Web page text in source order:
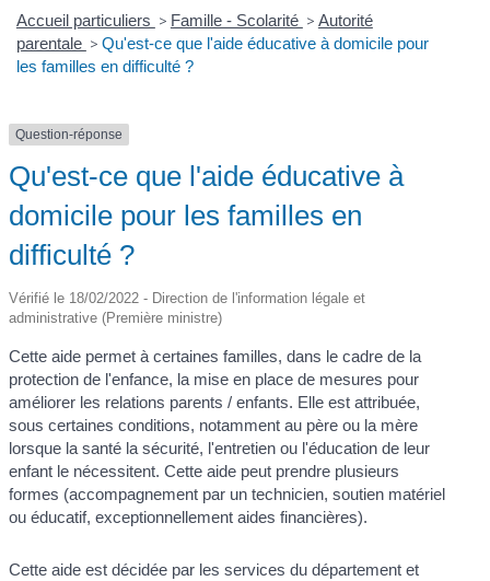
Accueil particuliers > Famille - Scolarité > Autorité
parentale > Qu'est-ce que l'aide éducative à domicile pour
les familles en difficulté ?
Question-réponse
Qu'est-ce que l'aide éducative à
domicile pour les familles en
difficulté ?
Vérifié le 18/02/2022 - Direction de l'information légale et
administrative (Première ministre)
Cette aide permet à certaines familles, dans le cadre de la
protection de l'enfance, la mise en place de mesures pour
améliorer les relations parents / enfants. Elle est attribuée,
sous certaines conditions, notamment au père ou la mère
lorsque la santé la sécurité, l'entretien ou l'éducation de leur
enfant le nécessitent. Cette aide peut prendre plusieurs
formes (accompagnement par un technicien, soutien matériel
ou éducatif, exceptionnellement aides financières).
Cette aide est décidée par les services du département et